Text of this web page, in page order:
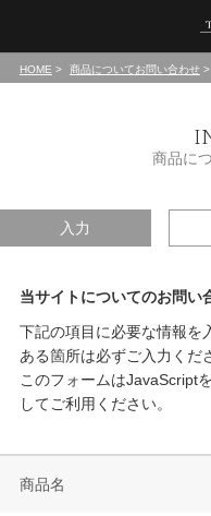
HOME 商品についてお問い合わせ
商品に
入力
当サイトについてのお問い
下記の項目に必要な情報を
ある箇所は必ずご入力くだ
このフォームはJavaScript
してご利用ください。
商品名